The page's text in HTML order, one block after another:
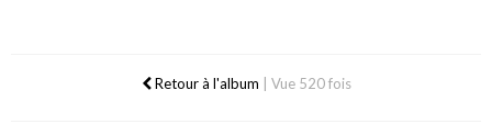
Retour à l'album Vue 520 fois